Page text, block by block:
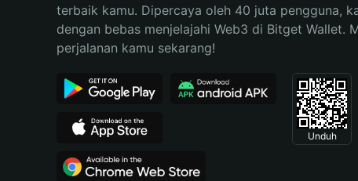
Español (Argentina)
terbaik kamu. Dipercaya oleh 40 juta pengguna,
dengan bebas menjelajahi Web3 di Bitget Wallet.
perjalanan kamu sekarang!
Unduh